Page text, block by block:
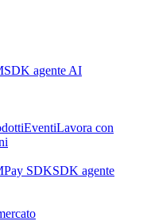
SDK agente AI
EventiLavora con
Pay SDKSDK agente